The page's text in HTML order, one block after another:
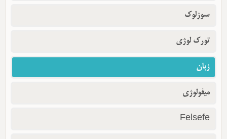
سوزلوک
تورک لوژی
زبان
میفولوژی
Felsefe